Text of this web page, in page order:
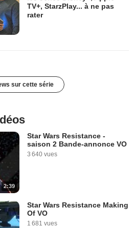
TV+, StarzPlay... à ne pas
rater
sur cette série
2:39
Star Wars Resistance -
saison 2 Bande-annonce VO
3 640 vues
Star Wars Resistance Making
Of VO
1 681 vues